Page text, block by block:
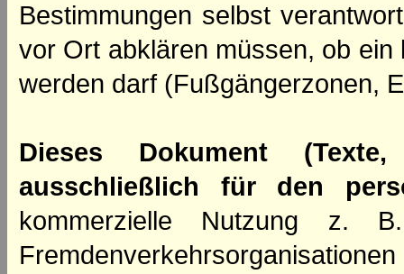
Bestimmungen selbst
vor Ort abklären müssen, ob
werden darf (Fußgängerzonen,
Dieses Dokument
ausschließlich für den
kommerzielle Nutzung z.